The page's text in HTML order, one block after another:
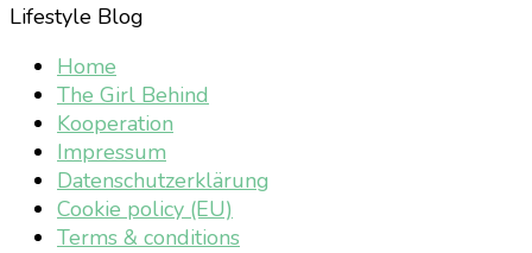
Lifestyle Blog
Home
The Girl Behind
Kooperation
Impressum
Datenschutzerklärung
Cookie policy (EU)
Terms & conditions